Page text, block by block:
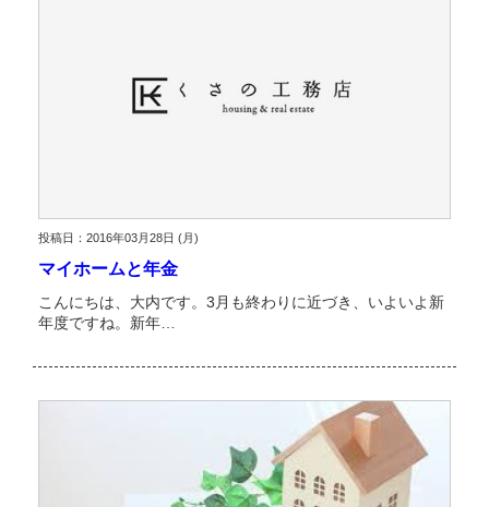
投稿日：2016年03月28日 (月)
マイホームと年金
こんにちは、大内です。3月も終わりに近づき、いよいよ新
年度ですね。新年…